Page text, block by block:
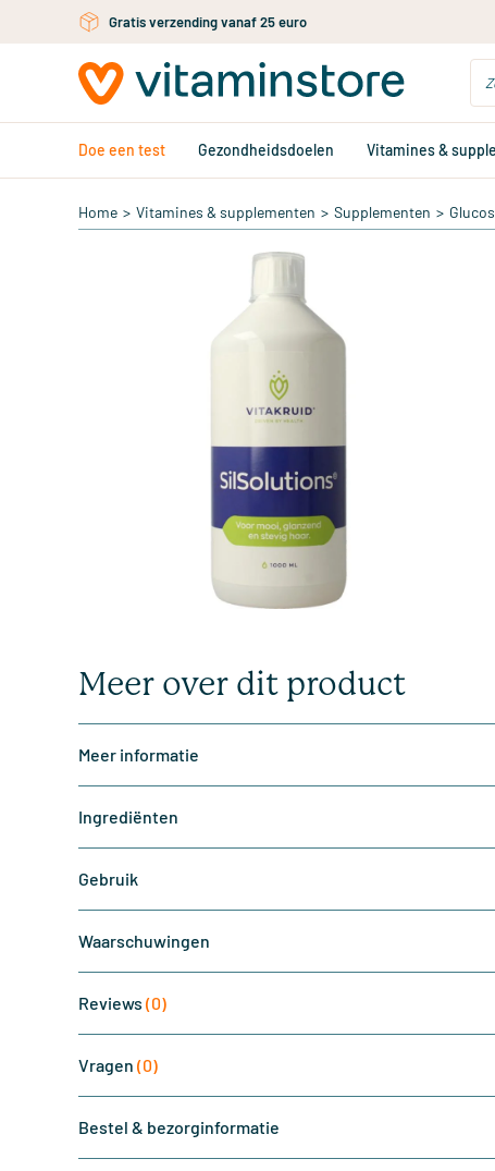
Ga naar de hoofdinhoudGratis verzending vanaf 25 euro
Doe een test Gezondheidsdoelen Vitamines &
Home > Vitamines & supplementen > Supplementen >
Meer over dit product
Meer informatie
Ingrediënten
Gebruik
Waarschuwingen
Reviews (0)
Vragen (0)
Bestel & bezorginformatie